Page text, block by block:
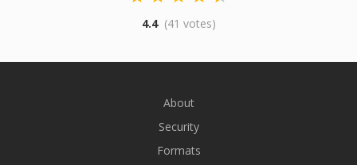
4.4 (41 votes)
About
Security
Formats